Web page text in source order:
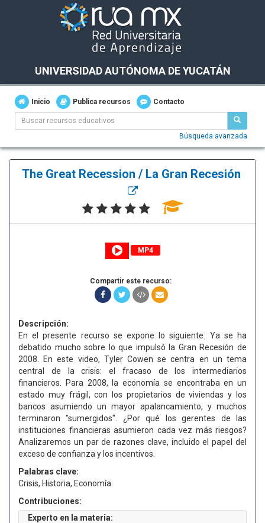
UNIVERSIDAD AUTÓNOMA DE YUCATÁN
Inicio Publica recursos Contacto
Búsqueda avanzada
The Great Recession / La Gran Recesión
MP4
Compartir este recurso:
Descripción:
En el presente recurso se expone lo siguiente: Ya se ha
debatido mucho sobre lo que impulsó la Gran Recesión de
2008. En este video, Tyler Cowen se centra en un tema
central de la crisis: el fracaso de los intermediarios
financieros. Para 2008, la economía se encontraba en un
estado muy frágil, con los propietarios de viviendas y los
bancos asumiendo un mayor apalancamiento, y muchos
terminaron "sumergidos". ¿Por qué los gerentes de las
instituciones financieras asumieron cada vez más riesgos?
Analizaremos un par de razones clave, incluido el papel del
exceso de confianza y los incentivos.
Palabras clave:
Crisis, Historia, Economía
Contribuciones:
Experto en la materia: